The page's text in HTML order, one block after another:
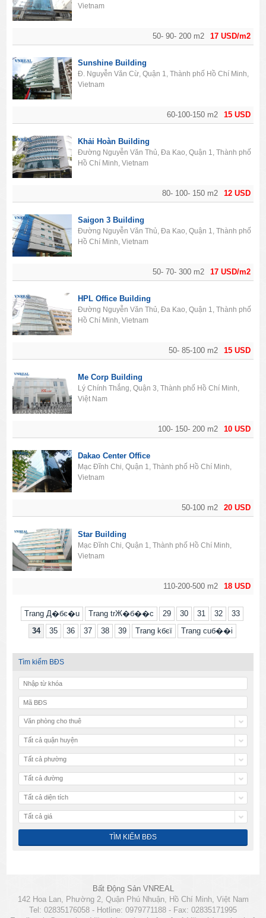
17 USD/m2
50- 90- 200 m2
Vietnam
15 USD
60-100-150 m2
Sunshine Building
Đ. Nguyễn Văn Cừ, Quận 1, Thành phố Hồ Chí Minh,
Vietnam
12 USD
80- 100- 150 m2
Khải Hoàn Building
Đường Nguyễn Văn Thủ, Đa Kao, Quận 1, Thành phố
Hồ Chí Minh, Vietnam
17 USD/m2
50- 70- 300 m2
Saigon 3 Building
Đường Nguyễn Văn Thủ, Đa Kao, Quận 1, Thành phố
Hồ Chí Minh, Vietnam
15 USD
50- 85-100 m2
HPL Office Building
Đường Nguyễn Văn Thủ, Đa Kao, Quận 1, Thành phố
Hồ Chí Minh, Vietnam
10 USD
100- 150- 200 m2
Me Corp Building
Lý Chính Thắng, Quận 3, Thành phố Hồ Chí Minh,
Việt Nam
20 USD
50-100 m2
Dakao Center Office
Mạc Đĩnh Chi, Quận 1, Thành phố Hồ Chí Minh,
Vietnam
18 USD
110-200-500 m2
Star Building
Mạc Đĩnh Chi, Quận 1, Thành phố Hồ Chí Minh,
Vietnam
Trang Д�бє�u Trang trЖ�б��c 29 30 31 32
33
34
35 36 37 38 39 Trang kбєї Trang cuб��i
Tìm kiếm BĐS
Văn phòng cho thuê
Tất cả quận huyện
Tất cả phường
Tất cả đường
Tất cả diện tích
Tất cả giá
Bất Động Sản VNREAL
142 Hoa Lan, Phường 2, Quận Phú Nhuận, Hồ Chí Minh, Việt Nam
Tel: 02835176058 - Hotline: 0979771188 - Fax: 02835171995